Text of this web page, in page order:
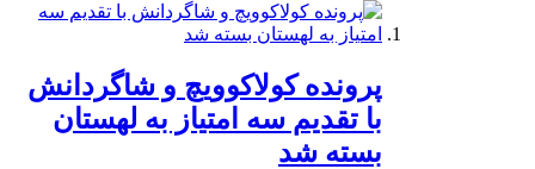
پرونده کولاکوویچ و شاگردانش
با تقدیم سه امتیاز به لهستان
بسته شد